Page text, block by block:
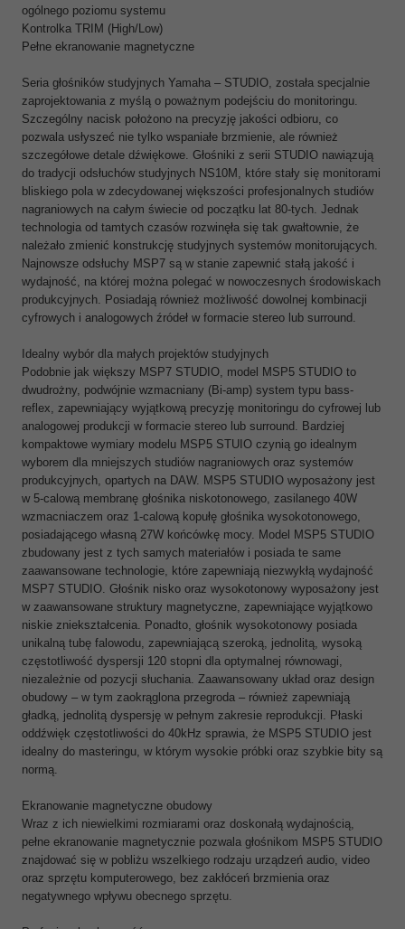
ogólnego poziomu systemu
Kontrolka TRIM (High/Low)
Pełne ekranowanie magnetyczne
Seria głośników studyjnych Yamaha – STUDIO, została specjalnie
zaprojektowania z myślą o poważnym podejściu do monitoringu.
Szczególny nacisk położono na precyzję jakości odbioru, co
pozwala usłyszeć nie tylko wspaniałe brzmienie, ale również
szczegółowe detale dźwiękowe. Głośniki z serii STUDIO nawiązują
do tradycji odsłuchów studyjnych NS10M, które stały się monitorami
bliskiego pola w zdecydowanej większości profesjonalnych studiów
nagraniowych na całym świecie od początku lat 80-tych. Jednak
technologia od tamtych czasów rozwinęła się tak gwałtownie, że
należało zmienić konstrukcję studyjnych systemów monitorujących.
Najnowsze odsłuchy MSP7 są w stanie zapewnić stałą jakość i
wydajność, na której można polegać w nowoczesnych środowiskach
produkcyjnych. Posiadają również możliwość dowolnej kombinacji
cyfrowych i analogowych źródeł w formacie stereo lub surround.
Idealny wybór dla małych projektów studyjnych
Podobnie jak większy MSP7 STUDIO, model MSP5 STUDIO to
dwudrożny, podwójnie wzmacniany (Bi-amp) system typu bass-
reflex, zapewniający wyjątkową precyzję monitoringu do cyfrowej lub
analogowej produkcji w formacie stereo lub surround. Bardziej
kompaktowe wymiary modelu MSP5 STUIO czynią go idealnym
wyborem dla mniejszych studiów nagraniowych oraz systemów
produkcyjnych, opartych na DAW. MSP5 STUDIO wyposażony jest
w 5-calową membranę głośnika niskotonowego, zasilanego 40W
wzmacniaczem oraz 1-calową kopułę głośnika wysokotonowego,
posiadającego własną 27W końcówkę mocy. Model MSP5 STUDIO
zbudowany jest z tych samych materiałów i posiada te same
zaawansowane technologie, które zapewniają niezwykłą wydajność
MSP7 STUDIO. Głośnik nisko oraz wysokotonowy wyposażony jest
w zaawansowane struktury magnetyczne, zapewniające wyjątkowo
niskie zniekształcenia. Ponadto, głośnik wysokotonowy posiada
unikalną tubę falowodu, zapewniającą szeroką, jednolitą, wysoką
częstotliwość dyspersji 120 stopni dla optymalnej równowagi,
niezależnie od pozycji słuchania. Zaawansowany układ oraz design
obudowy – w tym zaokrąglona przegroda – również zapewniają
gładką, jednolitą dyspersję w pełnym zakresie reprodukcji. Płaski
oddźwięk częstotliwości do 40kHz sprawia, że MSP5 STUDIO jest
idealny do masteringu, w którym wysokie próbki oraz szybkie bity są
normą.
Ekranowanie magnetyczne obudowy
Wraz z ich niewielkimi rozmiarami oraz doskonałą wydajnością,
pełne ekranowanie magnetycznie pozwala głośnikom MSP5 STUDIO
znajdować się w pobliżu wszelkiego rodzaju urządzeń audio, video
oraz sprzętu komputerowego, bez zakłóceń brzmienia oraz
negatywnego wpływu obecnego sprzętu.